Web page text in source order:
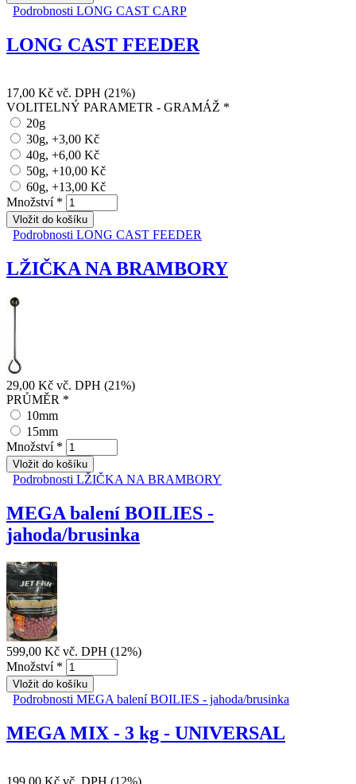
Podrobnosti LONG CAST CARP
LONG CAST FEEDER
17,00 Kč vč. DPH (21%)
VOLITELNÝ PARAMETR - GRAMÁŽ *
20g
30g, +3,00 Kč
40g, +6,00 Kč
50g, +10,00 Kč
60g, +13,00 Kč
Množství *
Podrobnosti LONG CAST FEEDER
LŽIČKA NA BRAMBORY
29,00 Kč vč. DPH (21%)
PRŮMĚR *
10mm
15mm
Množství *
Podrobnosti LŽIČKA NA BRAMBORY
MEGA balení BOILIES -
jahoda/brusinka
599,00 Kč vč. DPH (12%)
Množství *
Podrobnosti MEGA balení BOILIES - jahoda/brusinka
MEGA MIX - 3 kg - UNIVERSAL
199,00 Kč vč. DPH (12%)